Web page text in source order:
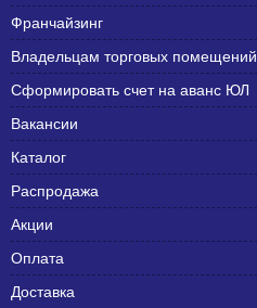
Франчайзинг
Владельцам торговых помещений
Сформировать счет на аванс ЮЛ
Вакансии
Каталог
Распродажа
Акции
Оплата
Доставка